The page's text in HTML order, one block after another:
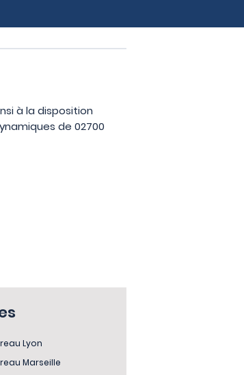
à la disposition
de 02700
Lyon
Marseille